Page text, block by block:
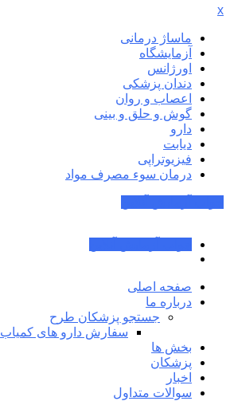
x
ماساژ درمانی
آزمایشگاه
اورژانس
دندان پزشکی
اعصاب و روان
گوش و حلق و بینی
دارو
دیابت
فیزیوتراپی
درمان سوء مصرف مواد
صفحه اصلی
درباره ما
جستجو پزشکان طرح
سفارش دارو های کمیاب
بخش ها
پزشکان
اخبار
سوالات متداول